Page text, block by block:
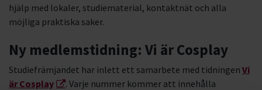
hjälp med lokaler, studiematerial, kontaktnät och alla
möjliga praktiska saker.
Ny medlemstidning: Vi är Cosplay
Studiefrämjandet har inlett ett samarbete med tidningen Vi
är Cosplay
. Varje nummer kommer att innehålla